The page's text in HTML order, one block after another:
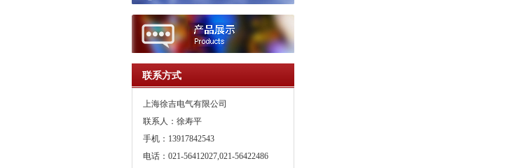
联系方式
上海徐吉电气有限公司
联系人：徐寿平
手机：13917842543
电话：021-56412027,021-56422486